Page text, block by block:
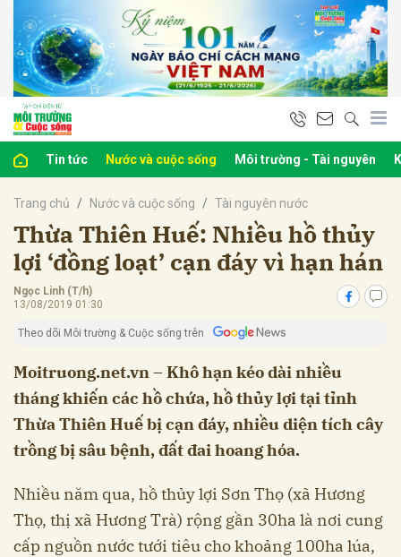
Tin tức Nước và cuộc sống Môi trường - Tài nguyên
Trang chủ Nước và cuộc sống Tài nguyên nước
Thừa Thiên Huế: Nhiều hồ thủy
lợi ‘đồng loạt’ cạn đáy vì hạn hán
Ngọc Linh (T/h)
13/08/2019 01:30
Theo dõi Môi trường & Cuộc sống trên
Moitruong.net.vn – Khô hạn kéo dài nhiều
tháng khiến các hồ chứa, hồ thủy lợi tại tỉnh
Thừa Thiên Huế bị cạn đáy, nhiều diện tích cây
trồng bị sâu bệnh, đất đai hoang hóa.
Nhiều năm qua, hồ thủy lợi Sơn Thọ (xã Hương
Thọ, thị xã Hương Trà) rộng gần 30ha là nơi cung
cấp nguồn nước tưới tiêu cho khoảng 100ha lúa,
luận